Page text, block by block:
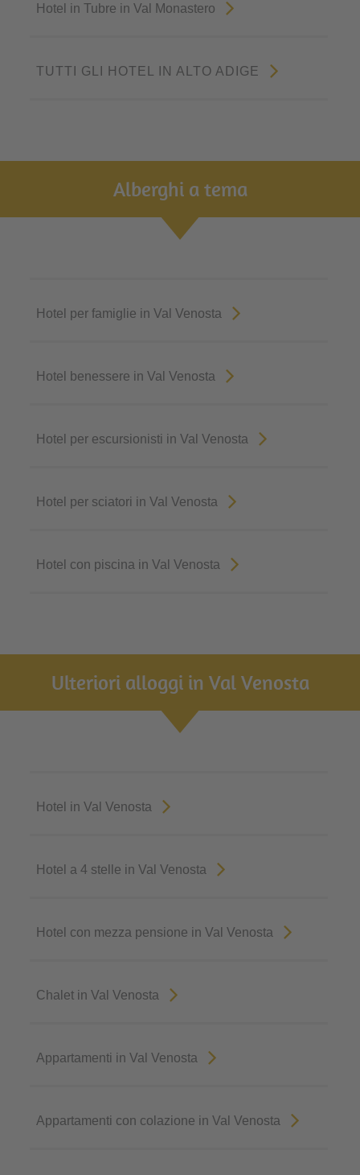
Hotel in Tubre in Val Monastero
TUTTI GLI HOTEL IN ALTO ADIGE
Alberghi a tema
Hotel per famiglie in Val Venosta
Hotel benessere in Val Venosta
Hotel per escursionisti in Val Venosta
Hotel per sciatori in Val Venosta
Hotel con piscina in Val Venosta
Ulteriori alloggi in Val Venosta
Hotel in Val Venosta
Hotel a 4 stelle in Val Venosta
Hotel con mezza pensione in Val Venosta
Chalet in Val Venosta
Appartamenti in Val Venosta
Appartamenti con colazione in Val Venosta